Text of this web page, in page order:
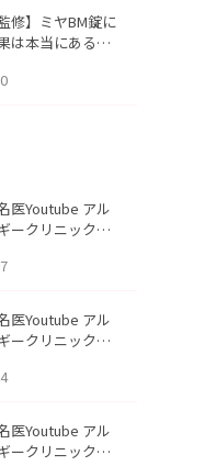
修】ミヤBM錠に
は本当にある
医Youtube アル
ークリニック札
｜繰り返す人が
いたしました。
医Youtube アル
ークリニック札
｜医師が教える
ました。
医Youtube アル
ークリニック札